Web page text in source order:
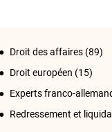
Droit des affaires (89)
Droit européen (15)
Experts franco-
Redressement et